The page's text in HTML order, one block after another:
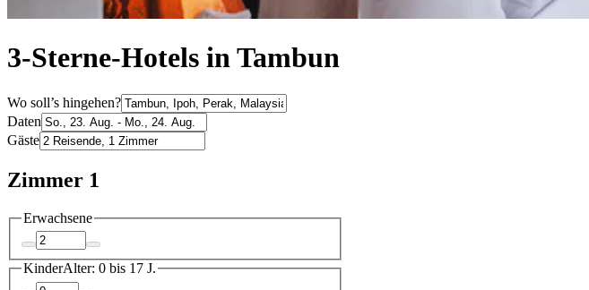
3-Sterne-Hotels in Tambun
Wo soll’s hingehen?
Daten
Gäste
Zimmer 1
Erwachsene
KinderAlter: 0 bis 17 J.